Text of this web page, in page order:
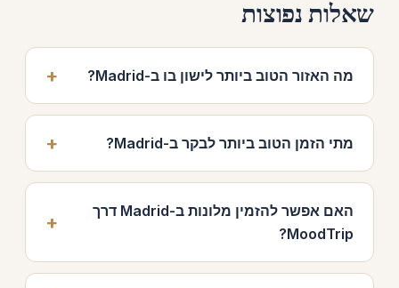
שאלות נפוצות
מה האזור הטוב ביותר לישון בו ב-Madrid?
מתי הזמן הטוב ביותר לבקר ב-Madrid?
האם אפשר להזמין מלונות ב-Madrid דרך
MoodTrip?